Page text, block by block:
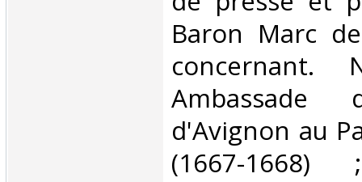
Baron Marc
concernant.
d'Avignon au
(1667-